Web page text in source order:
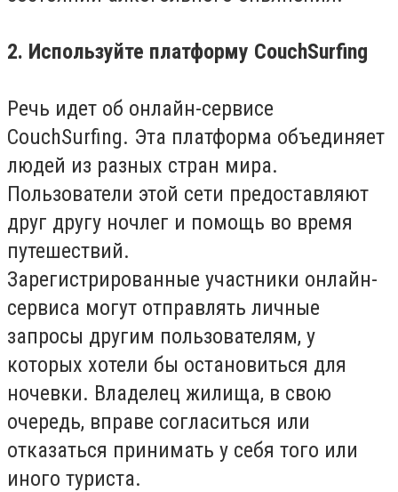
2. Используйте платформу CouchSurfing
Речь идет об онлайн-сервисе
CouchSurfing. Эта платформа объединяет
людей из разных стран мира.
Пользователи этой сети предоставляют
друг другу ночлег и помощь во время
путешествий.
Зарегистрированные участники онлайн-
сервиса могут отправлять личные
запросы другим пользователям, у
которых хотели бы остановиться для
ночевки. Владелец жилища, в свою
очередь, вправе согласиться или
отказаться принимать у себя того или
иного туриста.